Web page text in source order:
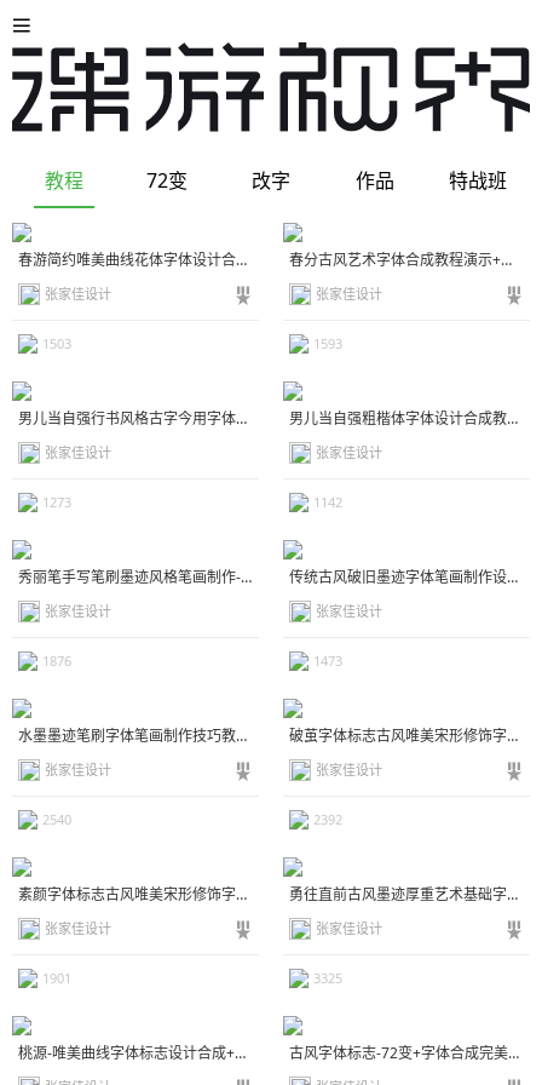
教程 72变 改字 作品 特战班
春游简约唯美曲线花体字体设计合成教程+原装笔画素材
张家佳设计
1503
春分古风艺术字体合成教程演示+笔画素材-免费字体教程
张家佳设计
1593
男儿当自强行书风格古字今用字体设计合成教程演示+原装笔画
张家佳设计
1273
男儿当自强粗楷体字体设计合成教程演示+原创笔画
张家佳设计
1142
秀丽笔手写笔刷墨迹风格笔画制作-张家佳字体合成术
张家佳设计
1876
传统古风破旧墨迹字体笔画制作设计教程-张家佳字体合成术
张家佳设计
1473
水墨墨迹笔刷字体笔画制作技巧教程-张家佳字体合成术
张家佳设计
2540
破茧字体标志古风唯美宋形修饰字体合成教程+笔画素材
张家佳设计
2392
素颜字体标志古风唯美宋形修饰字体合成术教程+笔画素材
张家佳设计
1901
勇往直前古风墨迹厚重艺术基础字体合成术+笔画素材
张家佳设计
3325
桃源-唯美曲线字体标志设计合成+笔画素材 古风字体标志-72变+字体合成完美伴侣实战演示-免费字体教程